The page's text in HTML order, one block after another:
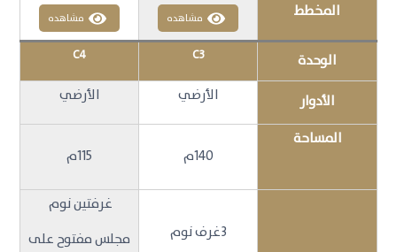
المخطط مشاهده مشاهده
الوحدة C3
C4
الأدوار الأرضي الأرضي
المساحة
140م
115م
3غرف نوم
غرفتين نوم
مجلس مفتوح على